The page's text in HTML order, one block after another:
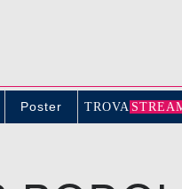
Poster TROVA